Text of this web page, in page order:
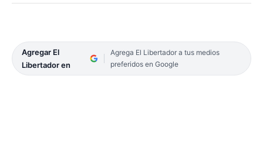
Agregar El
Libertador en
Agrega El Libertador a tus medios
preferidos en Google